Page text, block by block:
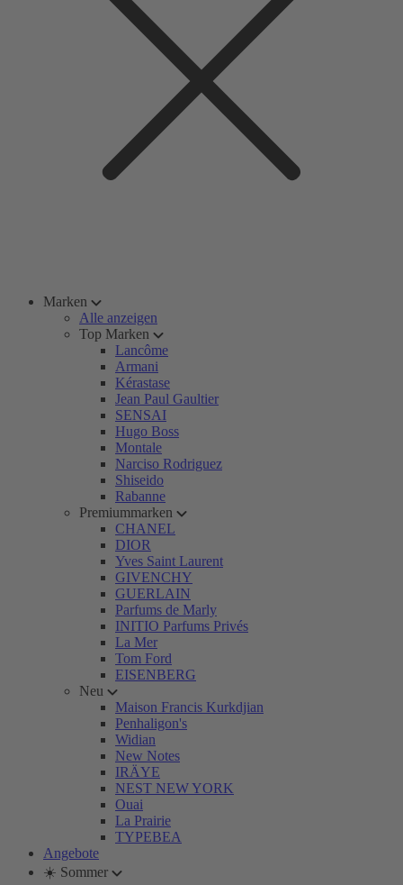
Marken
Alle anzeigen
Top Marken
Lancôme
Armani
Kérastase
Jean Paul Gaultier
SENSAI
Hugo Boss
Montale
Narciso Rodriguez
Shiseido
Rabanne
Premiummarken
CHANEL
DIOR
Yves Saint Laurent
GIVENCHY
GUERLAIN
Parfums de Marly
INITIO Parfums Privés
La Mer
Tom Ford
EISENBERG
Neu
Maison Francis Kurkdjian
Penhaligon's
Widian
New Notes
IRÄYE
NEST NEW YORK
Ouai
La Prairie
TYPEBEA
Angebote
☀️ Sommer